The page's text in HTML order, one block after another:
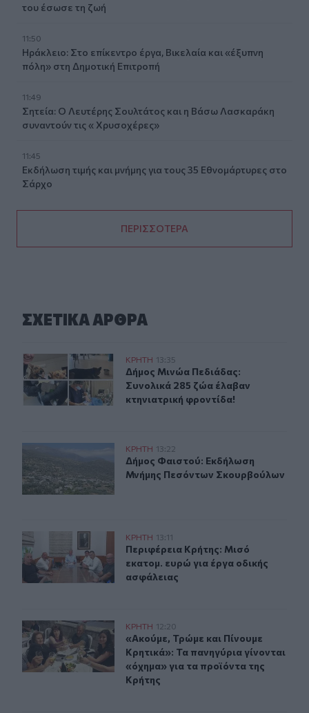
του έσωσε τη ζωή
11:50
Ηράκλειο: Στο επίκεντρο έργα, Βικελαία και «έξυπνη
πόλη» στη Δημοτική Επιτροπή
11:49
Σητεία: Ο Λευτέρης Σουλτάτος και η Βάσω Λασκαράκη
συναντούν τις « Χρυσοχέρες»
11:45
Εκδήλωση τιμής και μνήμης για τους 35 Εθνομάρτυρες στο
Σάρχο
ΠΕΡΙΣΣΟΤΕΡΑ
ΣΧΕΤΙΚA AΡΘΡΑ
Δήμος Μινώα Πεδιάδας: Συνολικά 285 ζώα έλαβαν
ΚΡΗΤΗ 13:35
Δήμος Μινώα Πεδιάδας: Συνολικά
Δήμος Μινώα Πεδιάδας:
Συνολικά 285 ζώα έλαβαν
κτηνιατρική φροντίδα!
Δήμος Φαιστού: Εκδήλωση Μνήμης Πεσόντων
ΚΡΗΤΗ 13:22
Δήμος Φαιστού: Εκδήλωση
Δήμος Φαιστού: Εκδήλωση
Μνήμης Πεσόντων Σκουρβούλων
Περιφέρεια Κρήτης: Μισό εκατομ. ευρώ για έργα
ΚΡΗΤΗ 13:11
Περιφέρεια Κρήτης: Μισό εκατομ.
Περιφέρεια Κρήτης: Μισό
εκατομ. ευρώ για έργα οδικής
ασφάλειας
«Ακούμε, Τρώμε και Πίνουμε Κρητικά»: Τα πανηγύρια
ΚΡΗΤΗ 12:20
«Ακούμε, Τρώμε και Πίνουμε
«Ακούμε, Τρώμε και Πίνουμε
Κρητικά»: Τα πανηγύρια γίνονται
«όχημα» για τα προϊόντα της
Κρήτης